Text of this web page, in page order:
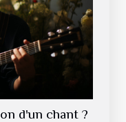
d'un chant ?